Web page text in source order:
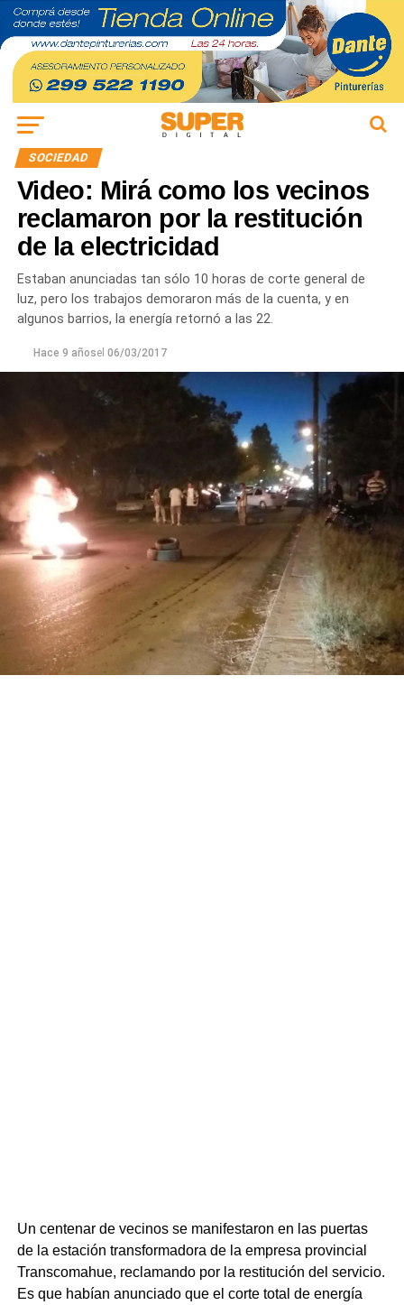
SOCIEDAD
Video: Mirá como los vecinos
reclamaron por la restitución
de la electricidad
Estaban anunciadas tan sólo 10 horas de corte general de
luz, pero los trabajos demoraron más de la cuenta, y en
algunos barrios, la energía retornó a las 22.
Hace 9 añosel 06/03/2017
Un centenar de vecinos se manifestaron en las puertas
de la estación transformadora de la empresa provincial
Transcomahue, reclamando por la restitución del servicio.
Es que habían anunciado que el corte total de energía